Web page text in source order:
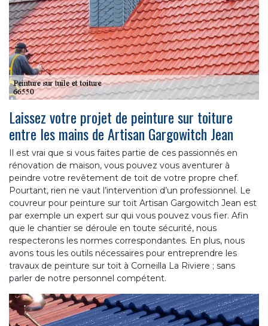
Laissez votre projet de peinture sur toiture
entre les mains de Artisan Gargowitch Jean
Il est vrai que si vous faites partie de ces passionnés en
rénovation de maison, vous pouvez vous aventurer à
peindre votre revêtement de toit de votre propre chef.
Pourtant, rien ne vaut l’intervention d’un professionnel. Le
couvreur pour peinture sur toit Artisan Gargowitch Jean est
par exemple un expert sur qui vous pouvez vous fier. Afin
que le chantier se déroule en toute sécurité, nous
respecterons les normes correspondantes. En plus, nous
avons tous les outils nécessaires pour entreprendre les
travaux de peinture sur toit à Corneilla La Riviere ; sans
parler de notre personnel compétent.